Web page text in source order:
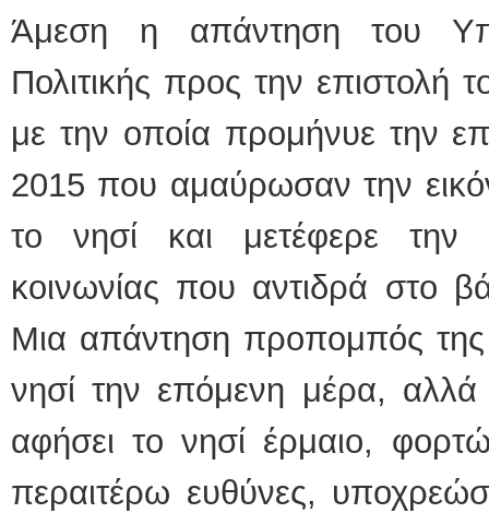
Άμεση η απάντηση του
Πολιτικής προς την
με την οποία προμήνυε την
2015 που αμαύρωσαν την
το νησί και μετέφερε την
κοινωνίας που αντιδρά στο
Μια απάντηση προπομπός
νησί την επόμενη μέρα,
αφήσει το νησί έρμαιο,
περαιτέρω ευθύνες,